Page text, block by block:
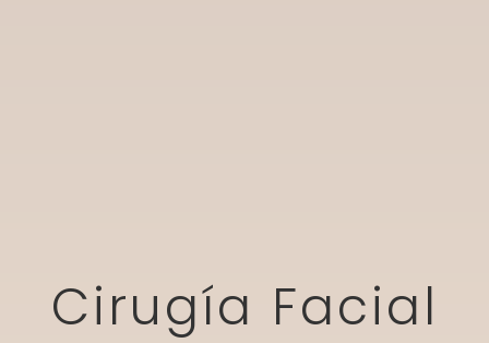
Cirugía Facial